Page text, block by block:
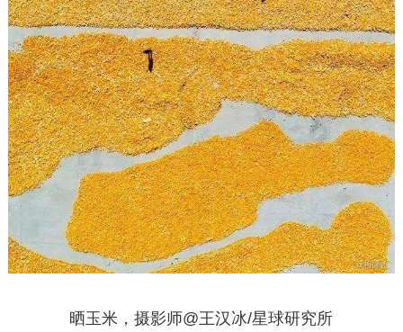
晒玉米，摄影师@王汉冰/星球研究所